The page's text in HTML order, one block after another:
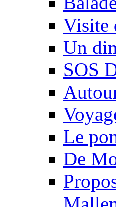
Visite
Un
SOS
Le
De